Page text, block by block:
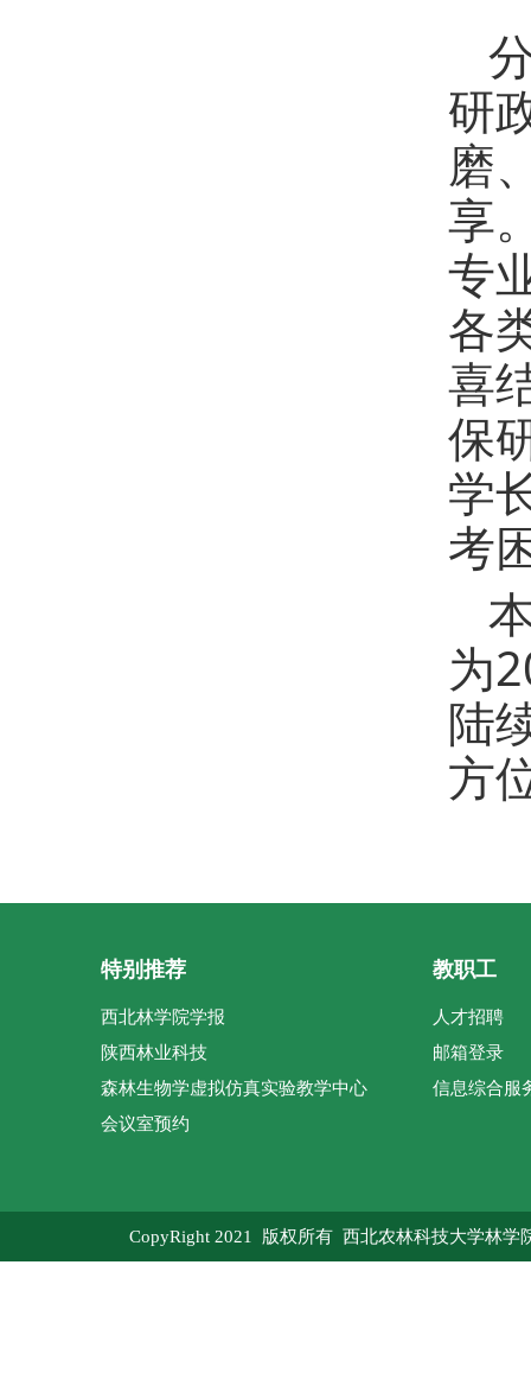
研
磨
享
专
各
喜
保
学
考
为
陆
方
特别推荐
西北林学院学报
陕西林业科技
森林生物学虚拟仿真实验教学中心
会议室预约
教职工
人才招聘
邮箱登录
信息综合服
CopyRight 2021 版权所有 西北农林科技大学林